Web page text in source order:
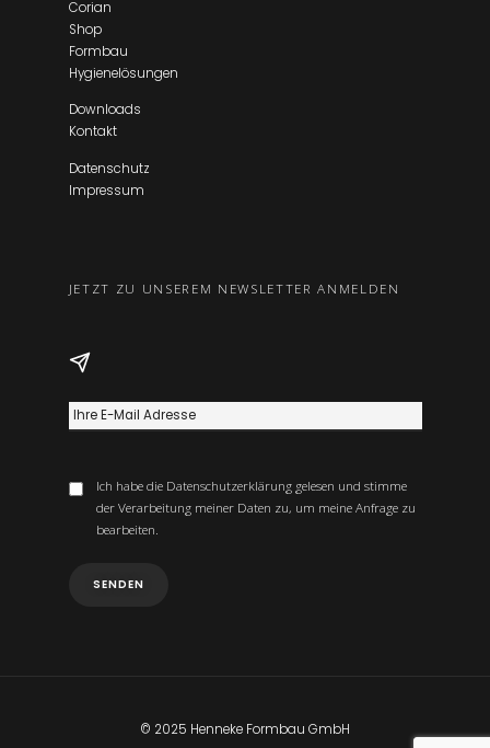
Corian
Shop
Formbau
Hygienelösungen
Downloads
Kontakt
Datenschutz
Impressum
JETZT ZU UNSEREM NEWSLETTER ANMELDEN
Ich habe die Datenschutzerklärunggelesen und stimme
der Verarbeitung meiner Daten zu, um meine Anfrage zu
bearbeiten.
© 2025 Henneke Formbau GmbH